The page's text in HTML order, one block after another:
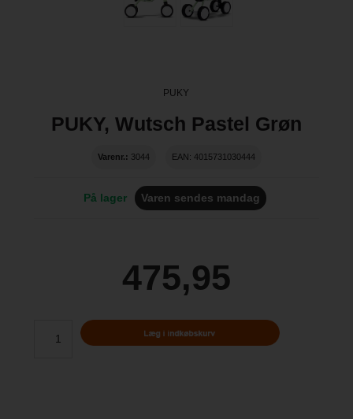
PUKY
PUKY, Wutsch Pastel Grøn
Varenr.: 3044 EAN: 4015731030444
På lager Varen sendes mandag
475,95